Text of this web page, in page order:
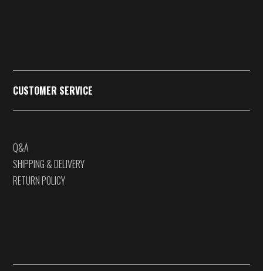
CUSTOMER SERVICE
Q&A
SHIPPING & DELIVERY
RETURN POLICY